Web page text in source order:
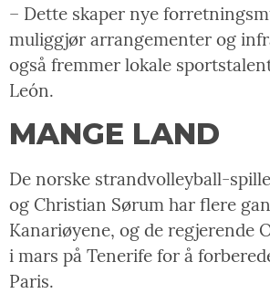
– Dette skaper nye
muliggjør arrangementer og
også fremmer lokale
León.
MANGE LAND
De norske strandvolleyball-
og Christian Sørum har flere
Kanariøyene, og de regjerende
i mars på Tenerife for å
Paris.